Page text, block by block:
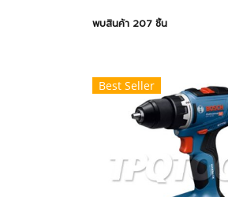
พบสินค้า 207 ชิ้น
Best Seller